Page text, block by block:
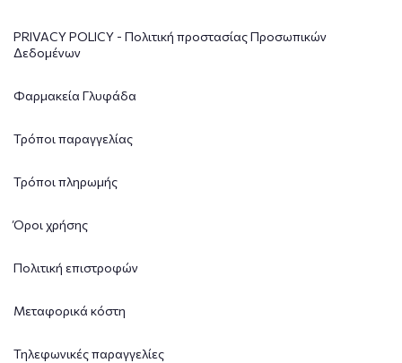
PRIVACY POLICY - Πολιτική προστασίας Προσωπικών
Δεδομένων
Φαρμακεία Γλυφάδα
Τρόποι παραγγελίας
Τρόποι πληρωμής
Όροι χρήσης
Πολιτική επιστροφών
Μεταφορικά κόστη
Τηλεφωνικές παραγγελίες